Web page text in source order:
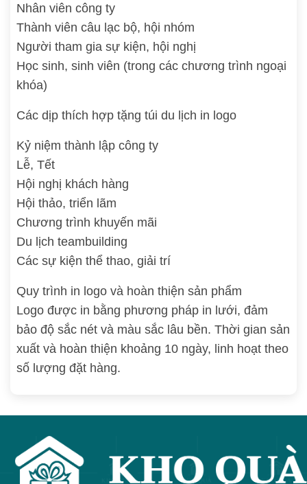
Nhân viên công ty
Thành viên câu lạc bộ, hội nhóm
Người tham gia sự kiện, hội nghị
Học sinh, sinh viên (trong các chương trình ngoại
khóa)
Các dịp thích hợp tặng túi du lịch in logo
Kỷ niệm thành lập công ty
Lễ, Tết
Hội nghị khách hàng
Hội thảo, triển lãm
Chương trình khuyến mãi
Du lịch teambuilding
Các sự kiện thể thao, giải trí
Quy trình in logo và hoàn thiện sản phẩm
Logo được in bằng phương pháp in lưới, đảm
bảo độ sắc nét và màu sắc lâu bền. Thời gian sản
xuất và hoàn thiện khoảng 10 ngày, linh hoạt theo
số lượng đặt hàng.